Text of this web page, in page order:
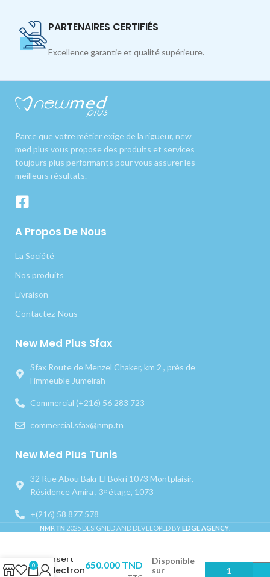
PARTENAIRES CERTIFIÉS
Excellence garantie et qualité supérieure.
Parce que votre métier exige de la rigueur, new
med plus vous propose des produits et services
toujours plus performants pour vous assurer les
meilleurs résultats.
A Propos De Nous
La Société
Nos produits
Livraison
Contactez-Nous
New Med Plus Sfax
Sfax Route de Menzel Chaker, km 2 , près de
l’immeuble Jumeirah
Commercial (+216) 56 283 723
commercial.sfax@nmp.tn
New Med Plus Tunis
32 Rue Abou Bakr El Bokri 1073 Montplaisir,
Résidence Amira , 3ᵉ étage, 1073
+(216) 58 877 578
NMP.TN 2025 DESIGNED AND DEVELOPED BYEDGE AGENCY
Insert
Mectron650.000 TND
Disponible
sur
0